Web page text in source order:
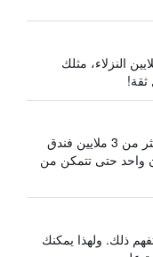
النزلاء، مثلك
ثقة!
يبحث HotelsCombined في أكثر من 3 ملايين فندق
واحد حتى تتمكن من
ذلك. ولهذا يمكنك